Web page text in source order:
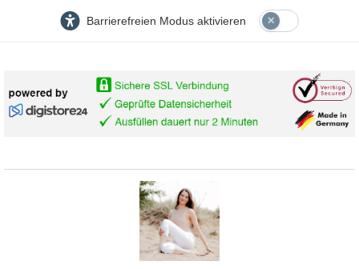
Barrierefreien Modus aktivieren